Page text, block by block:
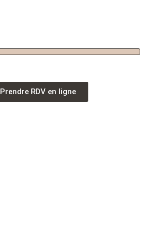
Prendre RDV en ligne